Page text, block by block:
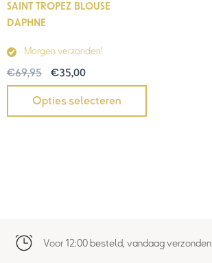
SAINT TROPEZ BLOUSE
DAPHNE
Morgen verzonden!
€69,95 €35,00
Opties selecteren
Voor 12:00 besteld, vandaag verzonden